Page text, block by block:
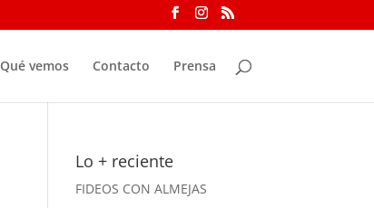
Qué vemos Contacto Prensa
Lo + reciente
FIDEOS CON ALMEJAS